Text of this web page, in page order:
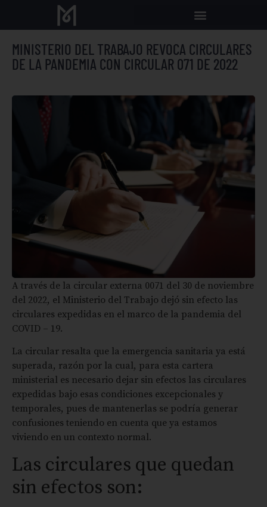
MINISTERIO DEL TRABAJO REVOCA CIRCULARES
DE LA PANDEMIA CON CIRCULAR 071 DE 2022
A través de la circular externa 0071 del 30 de noviembre
del 2022, el Ministerio del Trabajo dejó sin efecto las
circulares expedidas en el marco de la pandemia del
COVID – 19.
La circular resalta que la emergencia sanitaria ya está
superada, razón por la cual, para esta cartera
ministerial es necesario dejar sin efectos las circulares
expedidas bajo esas condiciones excepcionales y
temporales, pues de mantenerlas se podría generar
confusiones teniendo en cuenta que ya estamos
viviendo en un contexto normal.
Las circulares que quedan
sin efectos son: